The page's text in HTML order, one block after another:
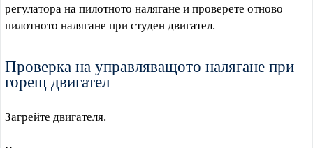
регулатора на пилотното налягане и проверете отново
пилотното налягане при студен двигател.
Проверка на управляващото налягане при
горещ двигател
Загрейте двигателя.